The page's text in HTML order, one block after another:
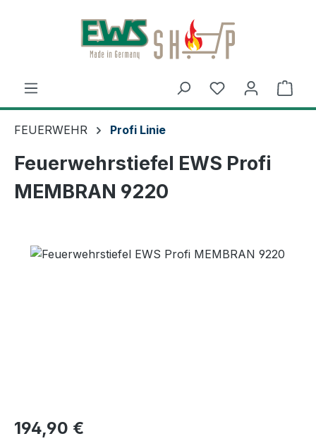
Zum Hauptinhalt springen
FEUERWEHR Profi Linie
Feuerwehrstiefel EWS Profi
MEMBRAN 9220
Regulärer Preis:
194,90 €